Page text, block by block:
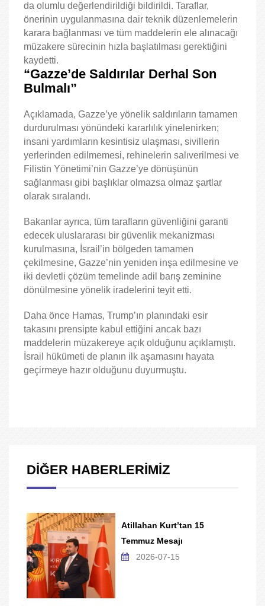
da olumlu değerlendirildiği bildirildi. Taraflar,
önerinin uygulanmasına dair teknik düzenlemelerin
karara bağlanması ve tüm maddelerin ele alınacağı
müzakere sürecinin hızla başlatılması gerektiğini
kaydetti.
“Gazze’de Saldırılar Derhal Son
Bulmalı”
Açıklamada, Gazze’ye yönelik saldırıların tamamen
durdurulması yönündeki kararlılık yinelenirken;
insani yardımların kesintisiz ulaşması, sivillerin
yerlerinden edilmemesi, rehinelerin salıverilmesi ve
Filistin Yönetimi’nin Gazze’ye dönüşünün
sağlanması gibi başlıklar olmazsa olmaz şartlar
olarak sıralandı.
Bakanlar ayrıca, tüm tarafların güvenliğini garanti
edecek uluslararası bir güvenlik mekanizması
kurulmasına, İsrail’in bölgeden tamamen
çekilmesine, Gazze’nin yeniden inşa edilmesine ve
iki devletli çözüm temelinde adil barış zeminine
dönülmesine yönelik iradelerini teyit etti.
Daha önce Hamas, Trump’ın planındaki esir
takasını prensipte kabul ettiğini ancak bazı
maddelerin müzakereye açık olduğunu açıklamıştı.
İsrail hükümeti de planın ilk aşamasını hayata
geçirmeye hazır olduğunu duyurmuştu.
DİĞER HABERLERİMİZ
Atillahan Kurt’tan 15
Temmuz Mesajı
2026-07-15